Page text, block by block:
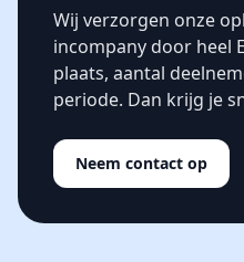
Wij verzorgen onze
incompany door heel
plaats, aantal
periode. Dan krijg je
Neem contact op